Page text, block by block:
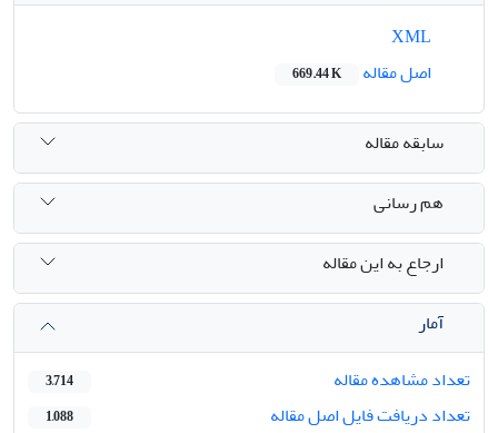
اصل مقاله
669.44 K
سابقه مقاله
هم رسانی
ارجاع به این مقاله
آمار
تعداد مشاهده مقاله
3,714
تعداد دریافت فایل اصل مقاله 1,088